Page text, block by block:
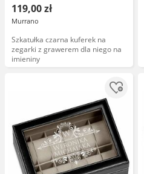
119,00 zł
Murrano
Szkatułka czarna kuferek na
zegarki z grawerem dla niego na
imieniny